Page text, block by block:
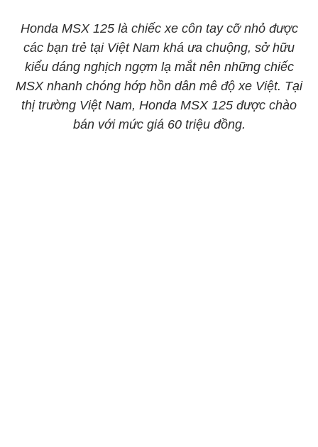
Honda MSX 125 là chiếc xe côn tay cỡ nhỏ được
các bạn trẻ tại Việt Nam khá ưa chuộng, sở hữu
kiểu dáng nghịch ngợm lạ mắt nên những chiếc
MSX nhanh chóng hớp hồn dân mê độ xe Việt. Tại
thị trường Việt Nam, Honda MSX 125 được chào
bán với mức giá 60 triệu đồng.